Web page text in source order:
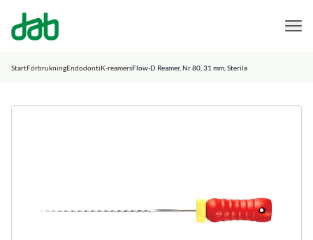
DAB Dental
StartFörbrukningEndodontiK-reamersFlow-D Reamer, Nr 80, 31 mm, Sterila